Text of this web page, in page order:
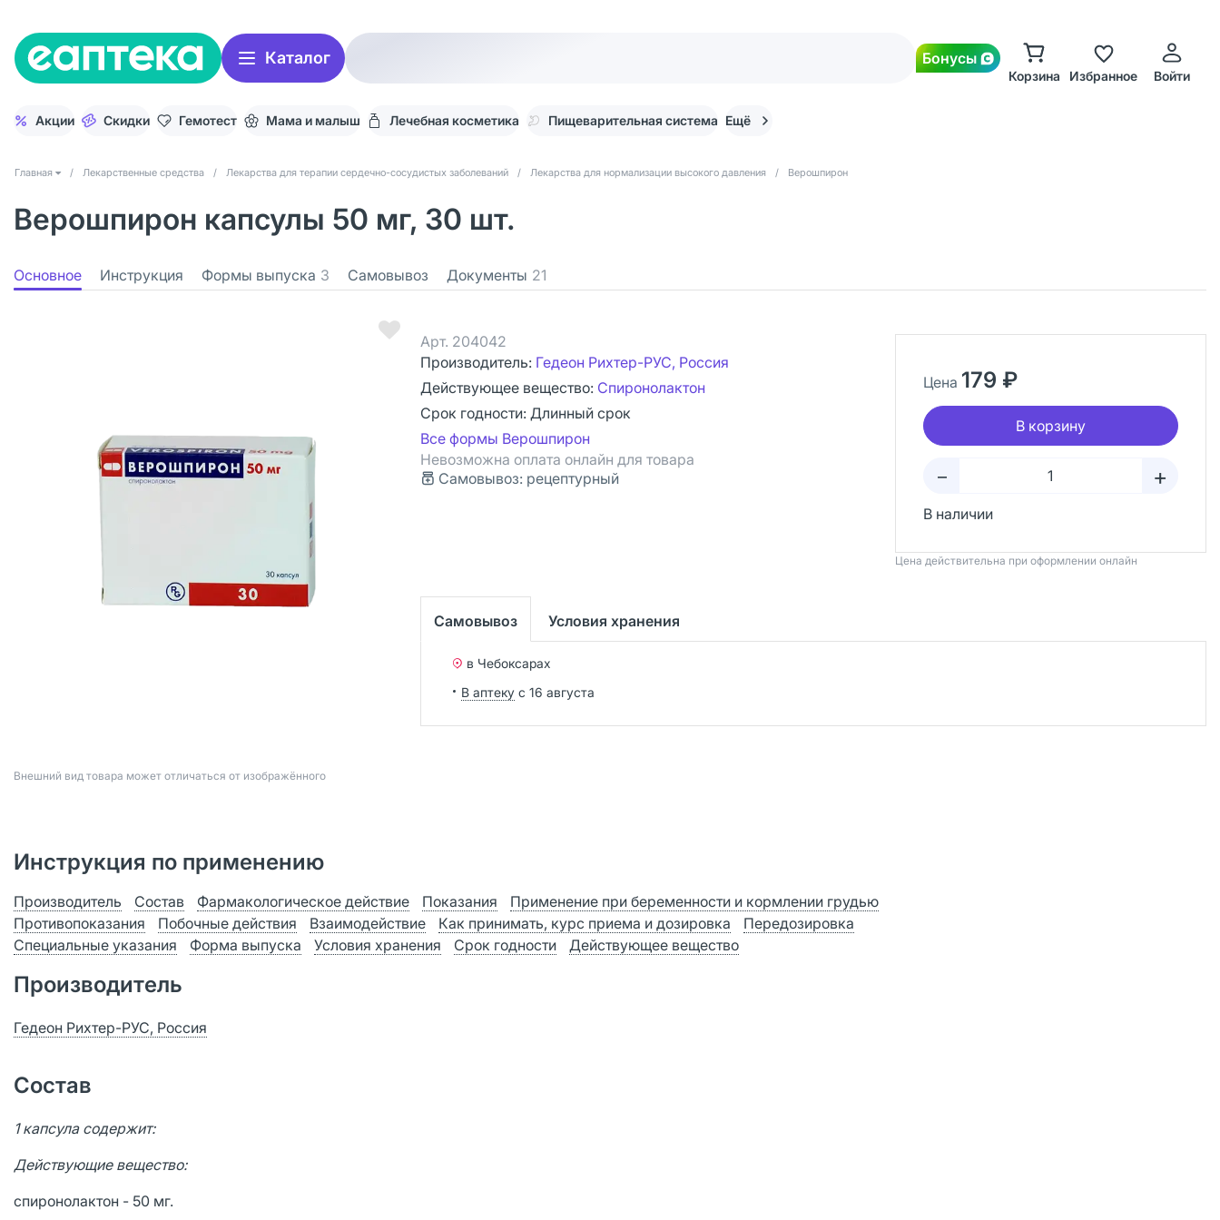
Каталог Бонусы
Корзина Избранное Войти
Акции Скидки Гемотест Мама и малыш Лечебная косметика Пищеварительная система Ещё
Главная / Лекарственные средства / Лекарства для терапии сердечно-сосудистых заболеваний / Лекарства для нормализации высокого давления / Верошпирон
Верошпирон капсулы 50 мг, 30 шт.
Основное Инструкция Формы выпуска 3 Самовывоз Документы 21
Bнешний вид товара может отличаться от изображённого
Арт. 204042
Производитель: Гедеон Рихтер-РУС, Россия
Действующее вещество: Спиронолактон
Срок годности: Длинный срок
Все формы Верошпирон
Невозможна оплата онлайн для товара
Самовывоз: рецептурный
Цена 179 ₽
В корзину
– +
В наличии
Цена действительна при оформлении онлайн
Самовывоз Условия хранения
в Чебоксарах
В аптеку с 16 августа
Инструкция по применению
Производитель Состав Фармакологическое действие Показания
Применение при беременности и кормлении грудью
Противопоказания
Побочные действия Взаимодействие Как принимать, курс приема и дозировка
Передозировка
Специальные указания
Форма выпуска Условия хранения Срок годности Действующее вещество
Производитель
Гедеон Рихтер-РУС, Россия
Состав
1 капсула содержит:
Действующие вещество:
спиронолактон - 50 мг.